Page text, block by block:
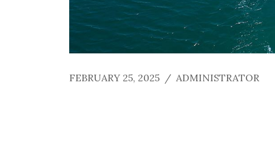
FEBRUARY 25, 2025 / ADMINISTRATOR